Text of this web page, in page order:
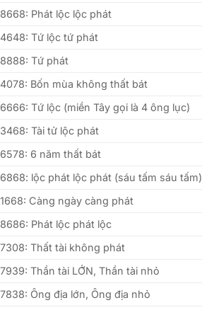
8668: Phát lộc lộc phát
4648: Tứ lộc tứ phát
8888: Tứ phát
4078: Bốn mùa không thất bát
6666: Tứ lộc (miền Tây gọi là 4 ông lục)
3468: Tài tử lộc phát
6578: 6 năm thất bát
6868: lộc phát lộc phát (sáu tấm sáu tấm)
1668: Càng ngày càng phát
8686: Phát lộc phát lộc
7308: Thất tài không phát
7939: Thần tài LỚN, Thần tài nhỏ
7838: Ông địa lớn, Ông địa nhỏ